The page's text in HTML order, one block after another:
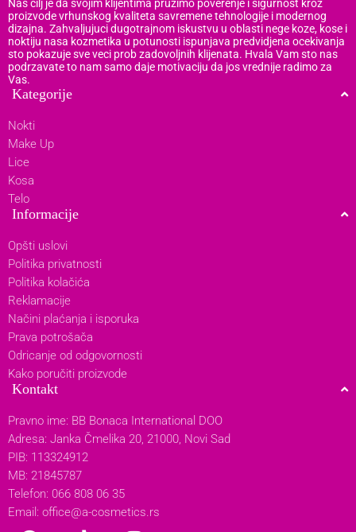
Nas cilj je da svojim klijentima pruzimo poverenje i sigurnost kroz
proizvode vrhunskog kvaliteta savremene tehnologije i modernog
dizajna. Zahvaljujuci dugotrajnom iskustvu u oblasti nege koze, kose i
noktiju nasa kozmetika u potunosti ispunjava predvidjena ocekivanja
sto pokazuje sve veci prob zadovoljnih klijenata. Hvala Vam sto nas
podrzavate to nam samo daje motivaciju da jos vrednije radimo za
Vas.
Kategorije
Nokti
Make Up
Lice
Kosa
Telo
Informacije
Opšti uslovi
Politika privatnosti
Politika kolačića
Reklamacije
Načini plaćanja i isporuka
Prava potrošača
Odricanje od odgovornosti
Kako poručiti proizvode
Kontakt
Pravno ime: BB Bonaca International DOO
Adresa: Janka Čmelika 20, 21000, Novi Sad
PIB: 113324912
MB: 21845787
Telefon: 066 808 06 35
Email: office@a-cosmetics.rs